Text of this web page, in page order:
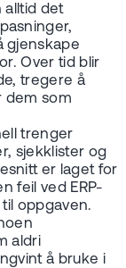
alltid det
gjenskape
Over tid blir
tregere å
dem som
trenger
sjekklister og
er laget for
feil ved ERP-
oppgaven.
aldri
å bruke i